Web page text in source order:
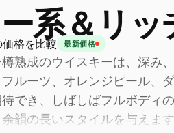
系＆リ
価格を比較 最新価格
熟成のウイスキーは、深み
ルーツ、オレンジピール、
でき、しばしばフルボディ
韻の長いスタイルを与えま